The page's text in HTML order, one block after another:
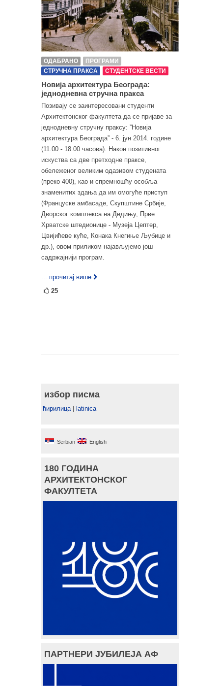
ОДАБРАНО
ПРОГРАМИ
СТРУЧНА ПРАКСА
СТУДЕНТСКЕ ВЕСТИ
Новија архитектура Београда:
једнодневна стручна пракса
Позивају се заинтересовани студенти
Архитектонског факултета да се пријаве за
једнодневну стручну праксу: ”Новија
архитектура Београда” - 6. јун 2014. године
(11.00 - 18.00 часова). Након позитивног
искуства са две претходне праксе,
обележеног великим одазивом студената
(преко 400), као и спремношћу особља
знаменитих здања да им омогуће приступ
(Француске амбасаде, Скупштине Србије,
Дворског комплекса на Дедињу, Прве
Хрватске штедионице - Музеја Цептер,
Цвијићеве куће, Конака Кнегиње Љубице и
др.), овом приликом најављујемо још
садржајнији програм.
... прочитај више
25
избор писма
ћирилица| latinica
Serbian English
180 ГОДИНА
АРХИТЕКТОНСКОГ
ФАКУЛТЕТА
ПАРТНЕРИ ЈУБИЛЕЈА АФ